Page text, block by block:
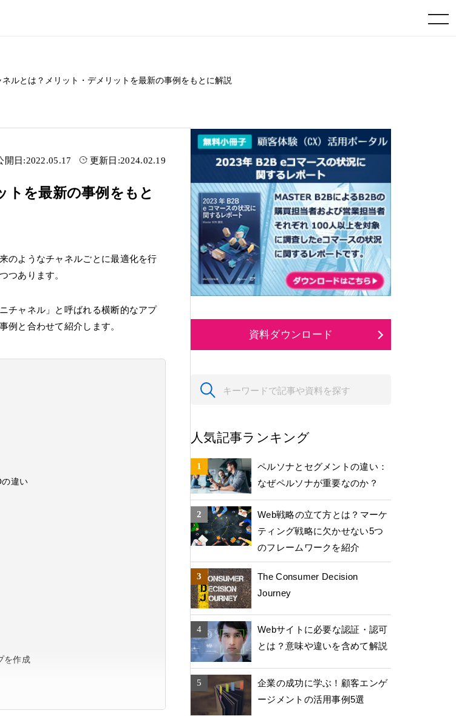
toggle navigation
ネルとは？メリット・デメリットを最新の事例をもとに解説
開日:2022.05.17 更新日:2024.02.19
トを最新の事例をもと
のようなチャネルごとに最適化を行
つあります。
チャネル」と呼ばれる横断的なアプ
例と合わせて紹介します。
違い
を作成
資料ダウンロード
人気記事ランキング
ペルソナとセグメントの違い：
なぜペルソナが重要なのか？
Web戦略の立て方とは？マーケ
ティング戦略に欠かせない5つ
のフレームワークを紹介
The Consumer Decision
Journey
Webサイトに必要な認証・認可
とは？意味や違いを含めて解説
企業の成功に学ぶ！顧客エンゲ
ージメントの活用事例5選